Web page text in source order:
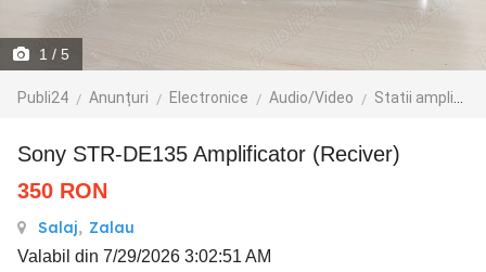
1 / 5
Publi24 Anunțuri Electronice Audio/Video Statii amplificare
Sony STR-DE135 Amplificator (Reciver)
350 RON
Salaj, Zalau
Valabil din 7/29/2026 3:02:51 AM